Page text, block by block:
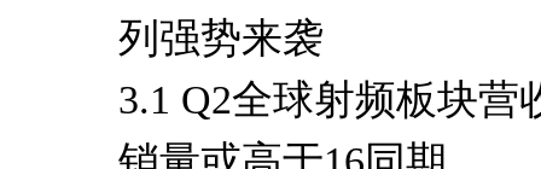
列强势来袭
3.1 Q2全球射频板块营